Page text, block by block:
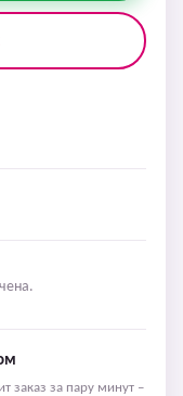
заказ за пару минут –